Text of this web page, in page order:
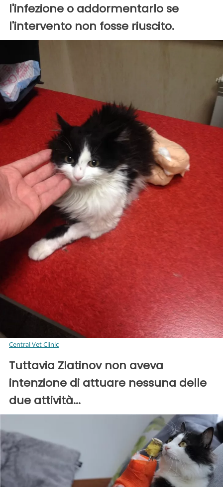
l'infezione o addormentarlo se
l'intervento non fosse riuscito.
Central Vet Clinic
Tuttavia Zlatinov non aveva
intenzione di attuare nessuna delle
due attività...